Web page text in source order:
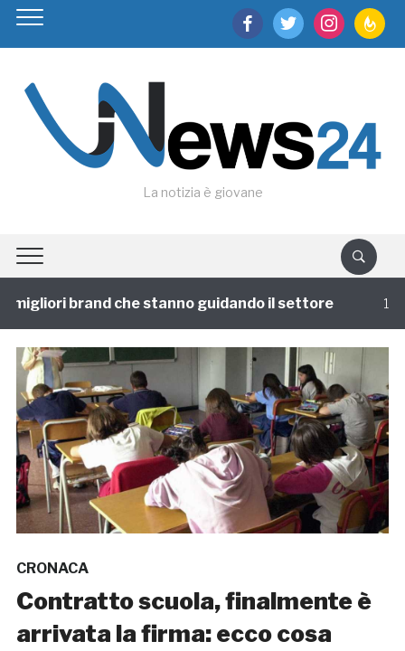
facebooktwitter instagram
La notizia è giovane
brand che stanno guidando il settore 1 annofa
CRONACA
Contratto scuola, finalmente è
arrivata la firma: ecco cosa